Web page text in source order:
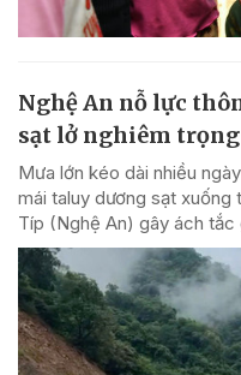
Nghệ An nỗ lực
sạt lở nghiêm trọng
Mưa lớn kéo dài nhiều
mái taluy dương sạt xuống
Típ (Nghệ An) gây ách tắc